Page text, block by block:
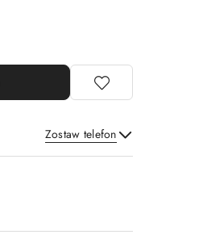
Zostaw telefon
Wyślij